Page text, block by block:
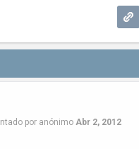
por anónimo Abr 2, 2012